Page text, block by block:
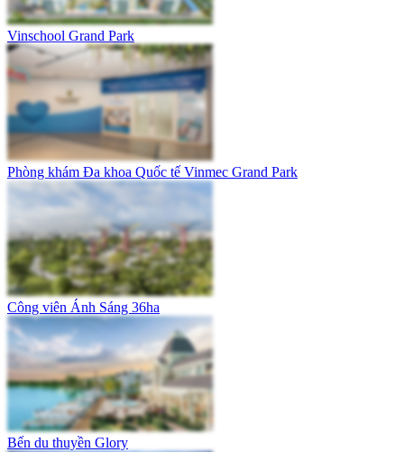
Vinschool Grand Park
Phòng khám Đa khoa Quốc tế Vinmec Grand Park
Công viên Ánh Sáng 36ha
Bến du thuyền Glory